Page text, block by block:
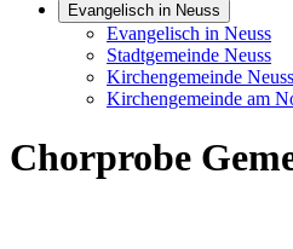
Evangelisch in Neuss
Evangelisch in Neuss
Stadtgemeinde Neuss
Kirchengemeinde
Kirchengemeinde am
Chorprobe